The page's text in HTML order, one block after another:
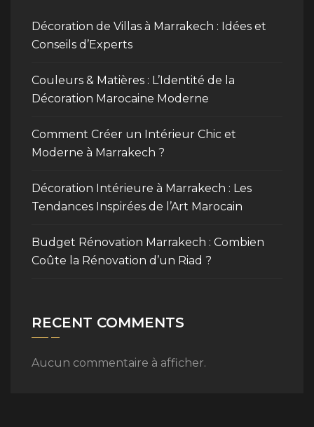
Décoration de Villas à Marrakech : Idées et
Conseils d’Experts
Couleurs & Matières : L’Identité de la
Décoration Marocaine Moderne
Comment Créer un Intérieur Chic et
Moderne à Marrakech ?
Décoration Intérieure à Marrakech : Les
Tendances Inspirées de l’Art Marocain
Budget Rénovation Marrakech : Combien
Coûte la Rénovation d’un Riad ?
RECENT COMMENTS
Aucun commentaire à afficher.